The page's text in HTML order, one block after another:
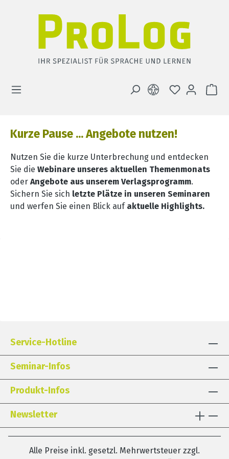
DU HAST 0
Kurze Pause ... Angebote nutzen!
Nutzen Sie die kurze Unterbrechung und entdecken
Sie die Webinare unseres aktuellen Themenmonats
oder Angebote aus unserem Verlagsprogramm.
Sichern Sie sich letzte Plätze in unseren Seminaren
und werfen Sie einen Blick auf aktuelle Highlights.
Service-Hotline
Seminar-Infos
Produkt-Infos
Newsletter
Alle Preise inkl. gesetzl. Mehrwertsteuer zzgl.